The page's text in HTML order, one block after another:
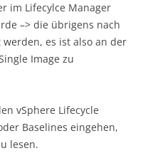
im Lifecylce Manager
–> die übrigens nach
es ist also an der
Image zu
vSphere Lifecycle
Baselines eingehen,
lesen.